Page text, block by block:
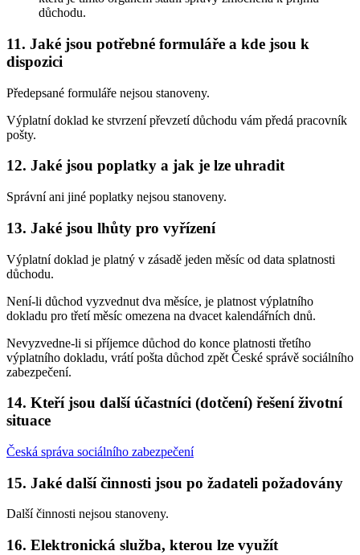
důchodu.
11. Jaké jsou potřebné formuláře a kde jsou k
dispozici
Předepsané formuláře nejsou stanoveny.
Výplatní doklad ke stvrzení převzetí důchodu vám předá pracovník
pošty.
12. Jaké jsou poplatky a jak je lze uhradit
Správní ani jiné poplatky nejsou stanoveny.
13. Jaké jsou lhůty pro vyřízení
Výplatní doklad je platný v zásadě jeden měsíc od data splatnosti
důchodu.
Není-li důchod vyzvednut dva měsíce, je platnost výplatního
dokladu pro třetí měsíc omezena na dvacet kalendářních dnů.
Nevyzvedne-li si příjemce důchod do konce platnosti třetího
výplatního dokladu, vrátí pošta důchod zpět České správě sociálního
zabezpečení.
14. Kteří jsou další účastníci (dotčení) řešení životní
situace
Česká správa sociálního zabezpečení
15. Jaké další činnosti jsou po žadateli požadovány
Další činnosti nejsou stanoveny.
16. Elektronická služba, kterou lze využít